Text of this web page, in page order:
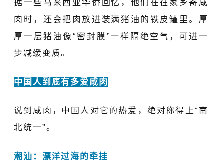
据一些马来西亚华侨回忆，他们在往家乡寄咸
肉时，还会把肉放进装满猪油的铁皮罐里。厚
厚一层猪油像“密封膜”一样隔绝空气，可进一
步减缓变质。
中国人到底有多爱咸肉
说到咸肉，中国人对它的热爱，绝对称得上“南
北统一”。
潮汕：漂洋过海的牵挂